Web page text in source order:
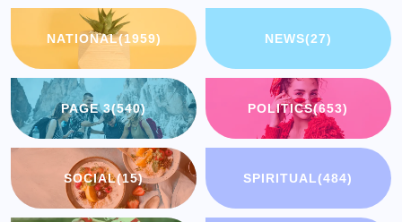
NATIONAL(1959) NEWS(27)
PAGE 3(540) POLITICS(653)
SOCIAL(15) SPIRITUAL(484)